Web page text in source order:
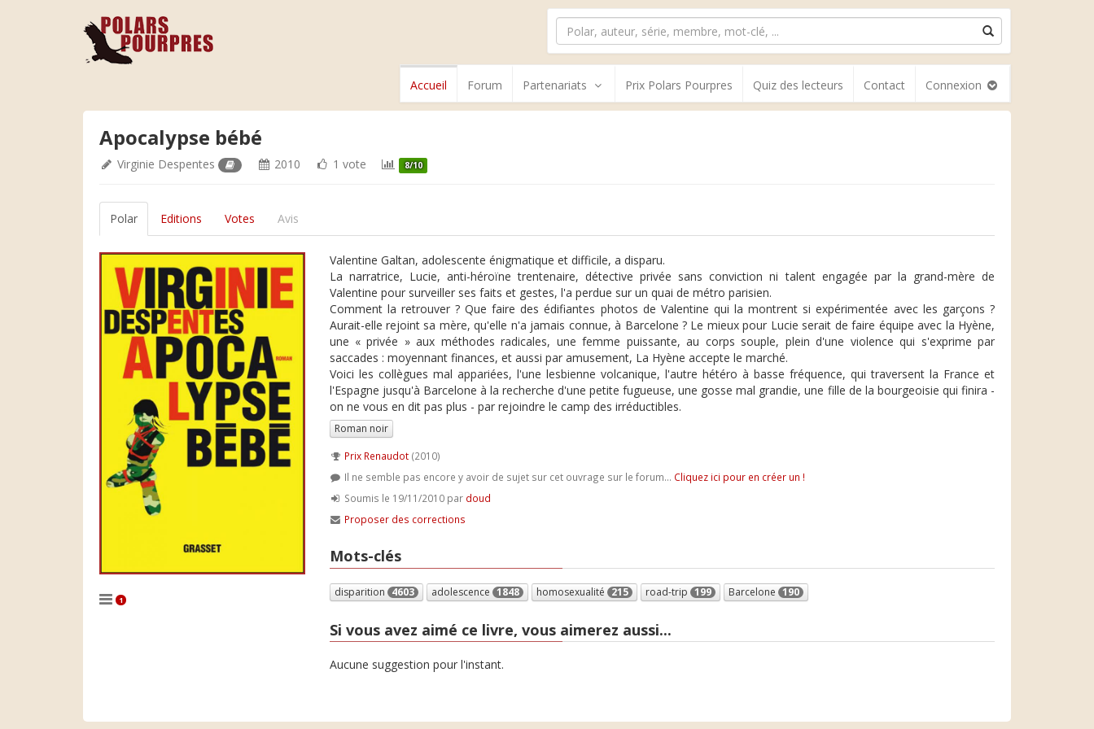
Accueil Forum Partenariats Prix Polars Pourpres Quiz des lecteurs Contact Connexion
Apocalypse bébé
Virginie Despentes 2010 1 vote 8/10
Polar Editions Votes Avis
1
Valentine Galtan, adolescente énigmatique et difficile, a disparu.
La narratrice, Lucie, anti-héroïne trentenaire, détective privée sans conviction ni talent engagée par la grand-mère de
Valentine pour surveiller ses faits et gestes, l'a perdue sur un quai de métro parisien.
Comment la retrouver ? Que faire des édifiantes photos de Valentine qui la montrent si expérimentée avec les garçons ?
Aurait-elle rejoint sa mère, qu'elle n'a jamais connue, à Barcelone ? Le mieux pour Lucie serait de faire équipe avec la Hyène,
une « privée » aux méthodes radicales, une femme puissante, au corps souple, plein d'une violence qui s'exprime par
saccades : moyennant finances, et aussi par amusement, La Hyène accepte le marché.
Voici les collègues mal appariées, l'une lesbienne volcanique, l'autre hétéro à basse fréquence, qui traversent la France et
l'Espagne jusqu'à Barcelone à la recherche d'une petite fugueuse, une gosse mal grandie, une fille de la bourgeoisie qui finira -
on ne vous en dit pas plus - par rejoindre le camp des irréductibles.
Roman noir
Prix Renaudot(2010)
Il ne semble pas encore y avoir de sujet sur cet ouvrage sur le forum... Cliquez ici pour en créer un !
Soumis le 19/11/2010 par doud
Proposer des corrections
Mots-clés
disparition 4603 adolescence 1848 homosexualité 215 road-trip 199 Barcelone 190
Si vous avez aimé ce livre, vous aimerez aussi...
Aucune suggestion pour l'instant.